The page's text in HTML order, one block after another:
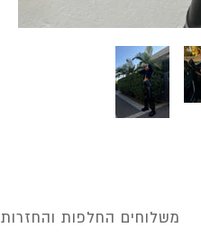
משלוחים החלפות והחזרות